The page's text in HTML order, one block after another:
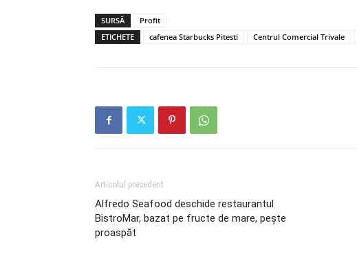
SURSĂ
Profit
ETICHETE
cafenea Starbucks Pitesti Centrul Comercial Trivale
Articolul precedent
Alfredo Seafood deschide restaurantul
BistroMar, bazat pe fructe de mare, peşte
proaspăt